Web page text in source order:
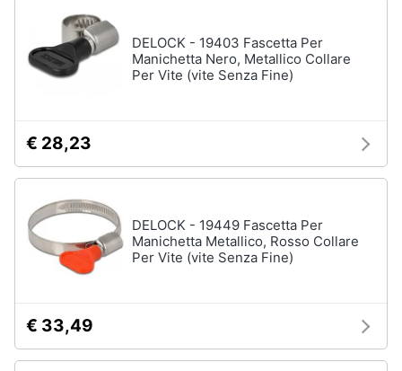
DELOCK - 19403 Fascetta Per
Manichetta Nero, Metallico Collare
Per Vite (vite Senza Fine)
€ 28,23
DELOCK - 19449 Fascetta Per
Manichetta Metallico, Rosso Collare
Per Vite (vite Senza Fine)
€ 33,49